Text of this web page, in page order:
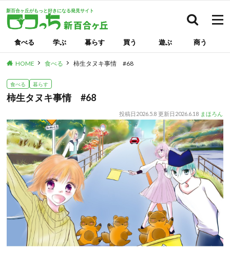
新百合ヶ丘がもっと好きになる発見サイト
食べる 学ぶ 暮らす 買う 遊ぶ 商う
HOME 食べる 柿生タヌキ事情 #68
食べる 暮らす
柿生タヌキ事情 #68
投稿日 2026.5.8 更新日 2026.6.18 まほろん